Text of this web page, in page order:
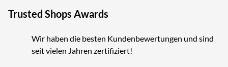
Trusted Shops Awards
Wir haben die besten Kundenbewertungen und sind
seit vielen Jahren zertifiziert!